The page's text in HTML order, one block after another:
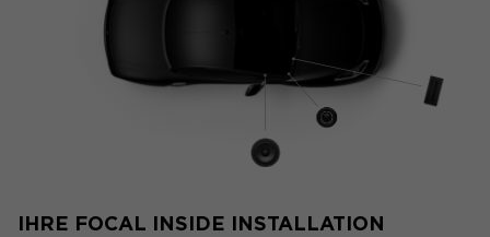
IHRE FOCAL INSIDE INSTALLATION